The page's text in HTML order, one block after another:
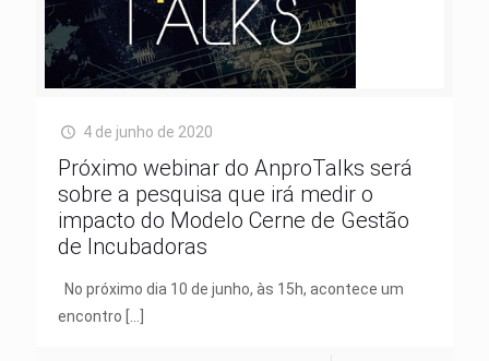
4 de junho de 2020
Próximo webinar do AnproTalks será
sobre a pesquisa que irá medir o
impacto do Modelo Cerne de Gestão
de Incubadoras
No próximo dia 10 de junho, às 15h, acontece um
encontro